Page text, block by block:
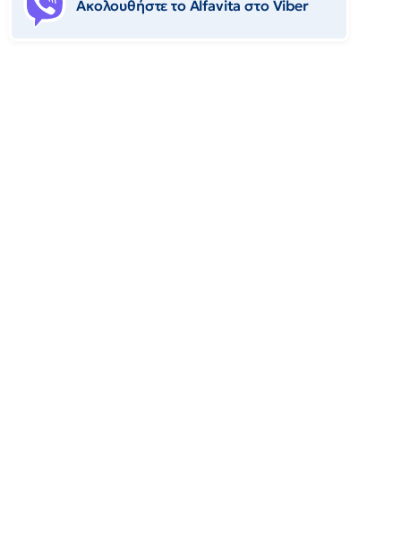
Ακολουθήστε το Αlfavita στο Viber